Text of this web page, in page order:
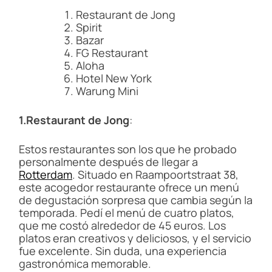
i
m
Restaurant de Jong
Spirit
Bazar
FG Restaurant
Aloha
Hotel New York
Warung Mini
1.Restaurant de Jong:
Estos restaurantes son los que he probado
personalmente después de llegar a
Rotterdam. Situado en Raampoortstraat 38,
este acogedor restaurante ofrece un menú
de degustación sorpresa que cambia según la
temporada. Pedí el menú de cuatro platos,
que me costó alrededor de 45 euros. Los
platos eran creativos y deliciosos, y el servicio
fue excelente. Sin duda, una experiencia
gastronómica memorable.